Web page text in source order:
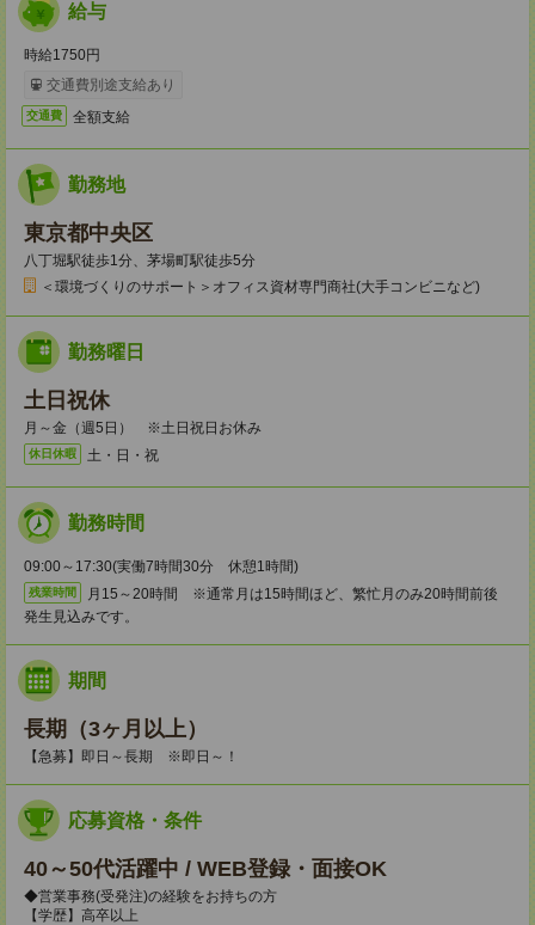
給与
時給1750円
交通費別途支給あり
交通費 全額支給
勤務地
東京都中央区
八丁堀駅徒歩1分、茅場町駅徒歩5分
＜環境づくりのサポート＞オフィス資材専門商社(大手コンビニなど)
勤務曜日
土日祝休
月～金（週5日） ※土日祝日お休み
休日休暇 土・日・祝
勤務時間
09:00～17:30(実働7時間30分 休憩1時間)
残業時間
月15～20時間 ※通常月は15時間ほど、繁忙月のみ20時間前後
発生見込みです。
期間
長期（3ヶ月以上）
【急募】即日～長期 ※即日～！
応募資格・条件
40～50代活躍中 / WEB登録・面接OK
◆営業事務(受発注)の経験をお持ちの方
【学歴】高卒以上